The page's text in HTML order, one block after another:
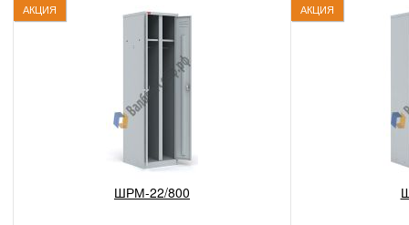
АКЦИЯ
ШРМ-22/800
АКЦИЯ